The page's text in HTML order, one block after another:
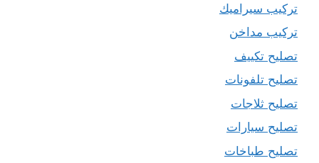
تركيب سيراميك
تركيب مداخن
تصليح تكييف
تصليح تلفونات
تصليح ثلاجات
تصليح سيارات
تصليح طباخات